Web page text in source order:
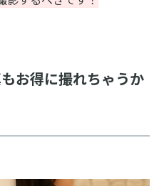
お得に撮れちゃうか